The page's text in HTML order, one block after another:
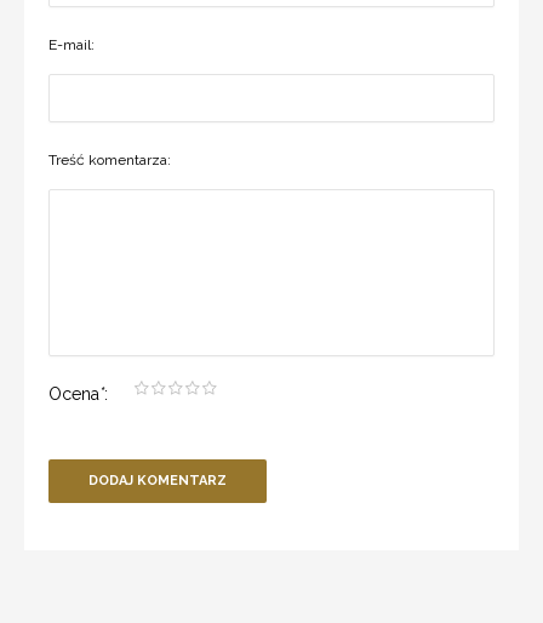
E-mail:
Treść komentarza:
Ocena*:
DODAJ KOMENTARZ